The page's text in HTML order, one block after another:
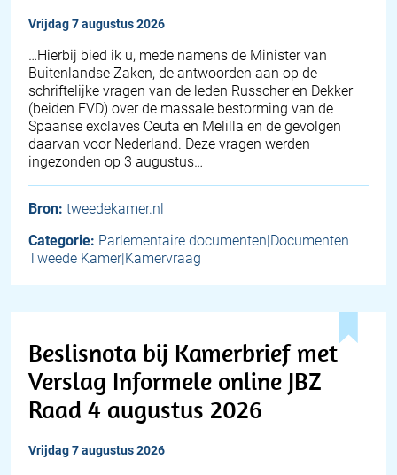
vrijdag 7 augustus 2026
… Hierbij bied ik u, mede namens de Minister van
Buitenlandse Zaken, de antwoorden aan op de
schriftelijke vragen van de leden Russcher en Dekker
(beiden FVD) over de massale bestorming van de
Spaanse exclaves Ceuta en Melilla en de gevolgen
daarvan voor Nederland. Deze vragen werden
ingezonden op 3 augustus…
Bron: tweedekamer.nl
Categorie: Parlementaire documenten|Documenten
Tweede Kamer|Kamervraag
Beslisnota bij Kamerbrief met
Verslag Informele online JBZ
Raad 4 augustus 2026
vrijdag 7 augustus 2026